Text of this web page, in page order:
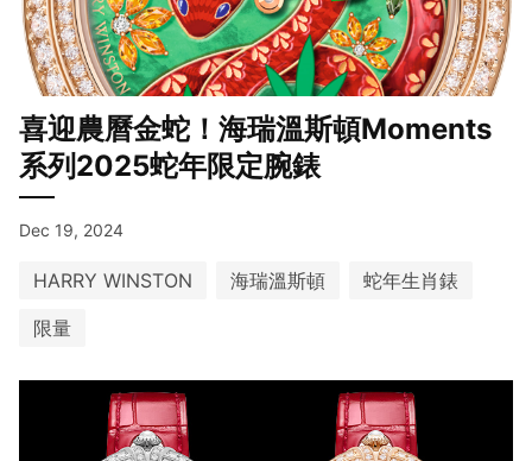
喜迎農曆金蛇！海瑞溫斯頓Moments
系列2025蛇年限定腕錶
Dec 19, 2024
HARRY WINSTON 海瑞溫斯頓
蛇年生肖錶
限量